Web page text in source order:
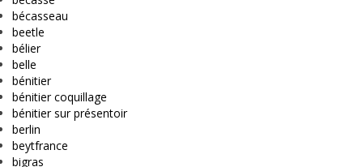
bécasseau
beetle
bélier
belle
bénitier
bénitier coquillage
bénitier sur présentoir
berlin
beytfrance
bigras